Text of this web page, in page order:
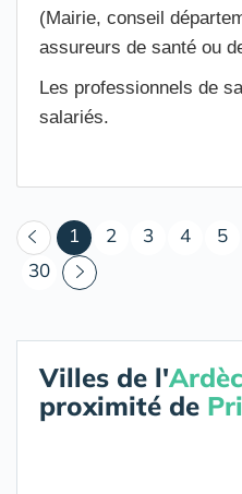
(Mairie, conseil
assureurs de santé ou
Les professionnels de
salariés.
1 (courant)
2 3 4 5
30
Villes de l'
proximité de